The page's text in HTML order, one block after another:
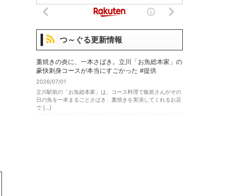
つ～ぐる更新情報
藁焼きの炎に、一本さばき。立川「お魚総本家」の
豪快刺身コースが本当にすごかった #提供
2026/07/01
立川駅前の「お魚総本家」は、コース料理で板前さんがその
日の魚を一本まるごとさばき、藁焼きを実演してくれるお店
で […]